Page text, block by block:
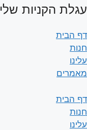
עגלת הקניות שלי
דף הבית
חנות
עלינו
מאמרים
דף הבית
חנות
עלינו